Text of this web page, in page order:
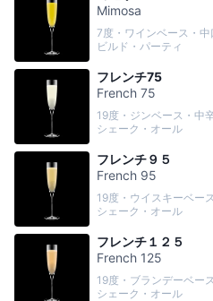
Mimosa
7度・ワインベース・中
ビルド・パーティ
フレンチ75
French 75
19度・ジンベース・中
シェーク・オール
フレンチ９５
French 95
19度・ウイスキーベー
シェーク・オール
フレンチ１２５
French 125
19度・ブランデーベー
シェーク・オール